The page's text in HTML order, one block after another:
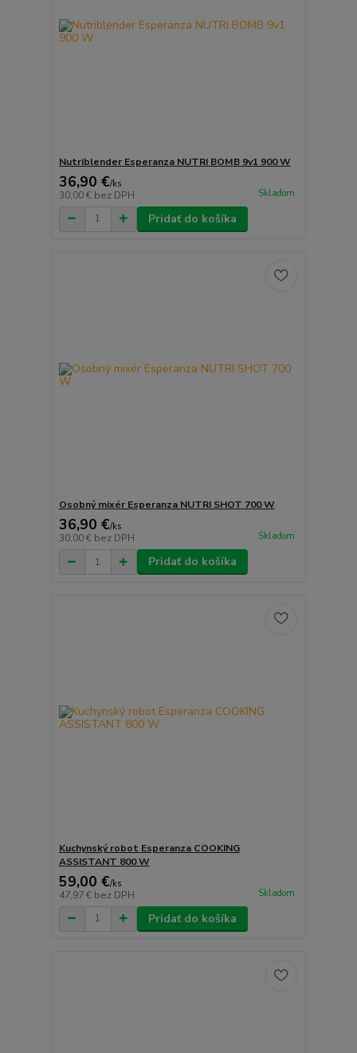
Nutriblender Esperanza NUTRI BOMB 9v1 900 W
36,90 €/ks
30,00 € bez DPH Skladom
Pridať do košíka
Osobný mixér Esperanza NUTRI SHOT 700 W
36,90 €/ks
30,00 € bez DPH Skladom
Pridať do košíka
Kuchynský robot Esperanza COOKING
ASSISTANT 800 W
59,00 €/ks
47,97 € bez DPH Skladom
Pridať do košíka